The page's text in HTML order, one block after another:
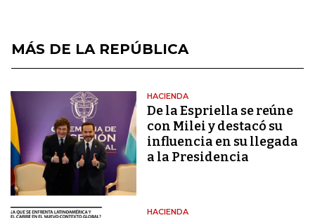
MÁS DE LA REPÚBLICA
HACIENDA
De la Espriella se reúne
con Milei y destacó su
influencia en su llegada
a la Presidencia
HACIENDA